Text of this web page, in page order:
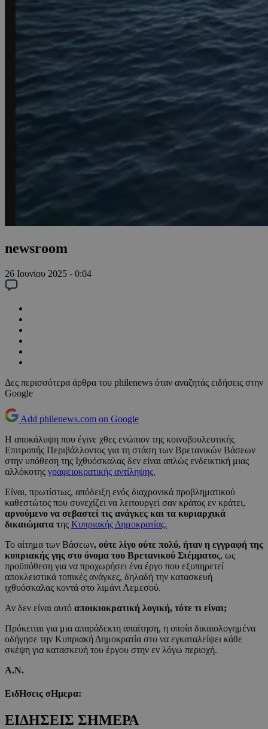
newsroom
26 Ιουνίου 2025 - 0:04
Δες περισσότερα άρθρα του philenews όταν αναζητάς ειδήσεις στην
Google
Add philenews.com on Google
Η αποκάλυψη που έγινε χθες ενώπιον της κοινοβουλευτικής
Επιτροπής Περιβάλλοντος για τη στάση των Βρετανικών Βάσεων
στην υπόθεση της Ιχθυόσκαλας δεν είναι απλώς ενδεικτική μιας
αλλόκοτης γραφειοκρατικής αντίληψης.
Είναι, πρωτίστως, απόδειξη ενός διαχρονικά προβληματικού
καθεστώτος που συνεχίζει να λειτουργεί σαν κράτος εν κράτει,
αρνούμενο να σεβαστεί τις ανάγκες και τα κυριαρχικά
δικαιώματα της Κυπριακής Δημοκρατίας.
Το αίτημα των Βάσεων, ούτε λίγο ούτε πολύ, ήταν η εγγραφή της
κυπριακής γης στο όνομα του Βρετανικού Στέμματος, ως
προϋπόθεση για να προχωρήσει ένα έργο που εξυπηρετεί
αποκλειστικά τοπικές ανάγκες, δηλαδή την κατασκευή
ιχθυόσκαλας κοντά στο λιμάνι Λεμεσού.
Αν δεν είναι αυτό αποικιοκρατική λογική, τότε τι είναι;
Πρόκειται για μια απαράδεκτη απαίτηση, η οποία δικαιολογημένα
οδήγησε την Κυπριακή Δημοκρατία στο να εγκαταλείψει κάθε
σκέψη για κατασκευή του έργου στην εν λόγω περιοχή.
Α.Ν.
ΕιδΗσεις σΗμερα:
ΕΙΔΗΣΕΙΣ ΣΗΜΕΡΑ